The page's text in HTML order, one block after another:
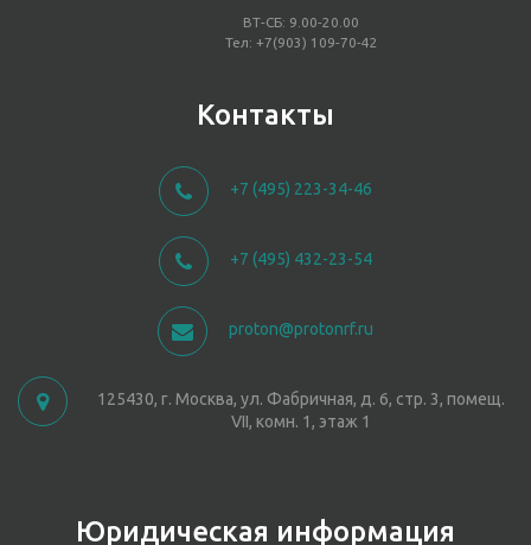
ВТ-СБ: 9.00-20.00
Тел: +7(903) 109-70-42
Контакты
+7 (495) 223-34-46
+7 (495) 432-23-54
proton@protonrf.ru
125430, г. Москва, ул. Фабричная, д. 6, стр. 3, помещ.
VII, комн. 1, этаж 1
Юридическая информация